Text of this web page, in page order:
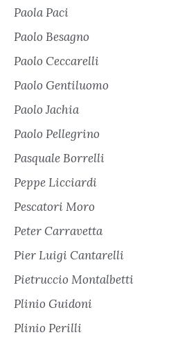
Paola Paci
Paolo Besagno
Paolo Ceccarelli
Paolo Gentiluomo
Paolo Jachia
Paolo Pellegrino
Pasquale Borrelli
Peppe Licciardi
Pescatori Moro
Peter Carravetta
Pier Luigi Cantarelli
Pietruccio Montalbetti
Plinio Guidoni
Plinio Perilli